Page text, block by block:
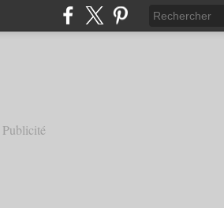
Publicité